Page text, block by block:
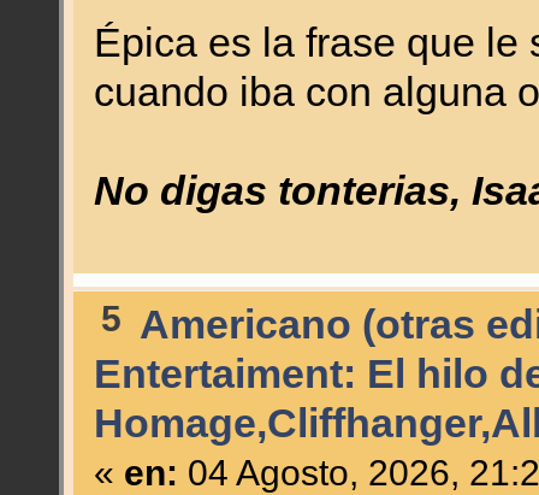
Épica es la frase que le
cuando iba con alguna
No digas tonterias,
5 Americano (otras
Entertaiment: El hilo
« en: 04 Agosto, 2026,